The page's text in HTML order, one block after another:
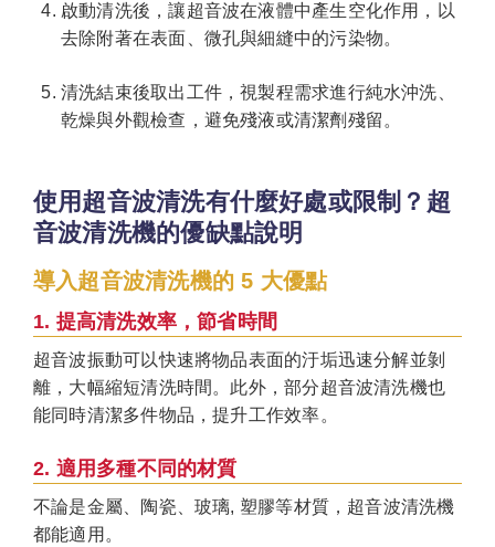
啟動清洗後，讓超音波在液體中產生空化作用，以
去除附著在表面、微孔與細縫中的污染物。
清洗結束後取出工件，視製程需求進行純水沖洗、
乾燥與外觀檢查，避免殘液或清潔劑殘留。
使用超音波清洗有什麼好處或限制？超
音波清洗機的優缺點說明
導入超音波清洗機的 5 大優點
1. 提高清洗效率，節省時間
超音波振動可以快速將物品表面的汙垢迅速分解並剝
離，大幅縮短清洗時間。此外，部分超音波清洗機也
能同時清潔多件物品，提升工作效率。
2. 適用多種不同的材質
不論是金屬、陶瓷、玻璃, 塑膠等材質，超音波清洗機
都能適用。